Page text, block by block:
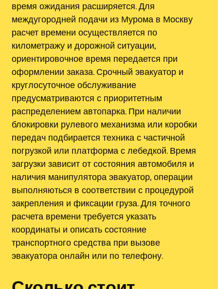
время ожидания расширяется. Для
междугородней подачи из Мурома в Москву
расчет времени осуществляется по
километражу и дорожной ситуации,
ориентировочное время передается при
оформлении заказа. Срочный эвакуатор и
круглосуточное обслуживание
предусматриваются с приоритетным
распределением автопарка. При наличии
блокировки рулевого механизма или коробки
передач подбирается техника с частичной
погрузкой или платформа с лебедкой. Время
загрузки зависит от состояния автомобиля и
наличия манипулятора эвакуатор, операции
выполняються в соответствии с процедурой
закрепления и фиксации груза. Для точного
расчета времени требуется указать
координаты и описать состояние
транспортного средства при вызове
эвакуатора онлайн или по телефону.